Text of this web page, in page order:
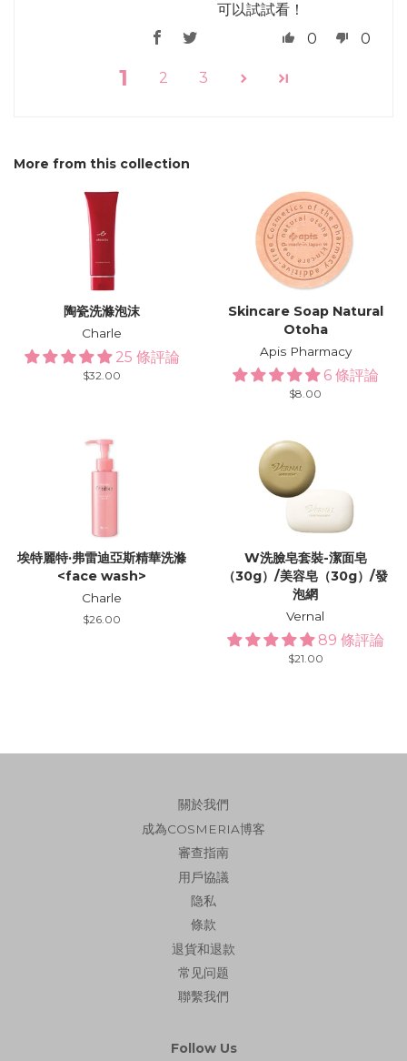
可以試試看！
0
0
1 2 3
More from this collection
陶瓷洗滌泡沫
Charle
25 條評論
Regular
$32.00
Skincare Soap Natural
Otoha
Apis Pharmacy
6 條評論
Regular
$8.00
埃特麗特·弗雷迪亞斯精華洗滌
<face wash>
Charle
Regular
$26.00
W洗臉皂套裝-潔面皂
（30g）/美容皂（30g）/發
泡網
Vernal
89 條評論
Regular
$21.00
關於我們
成為COSMERIA博客
審查指南
用戶協議
隐私
條款
退貨和退款
常见问题
聯繫我們
Follow Us